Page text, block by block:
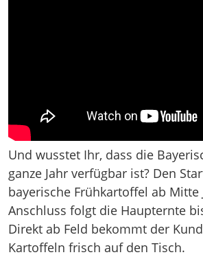
Und wusstet Ihr, dass die
ganze Jahr verfügbar ist? Den
bayerische Frühkartoffel ab Mitte
Anschluss folgt die Haupternte
Direkt ab Feld bekommt der
Kartoffeln frisch auf den Tisch.